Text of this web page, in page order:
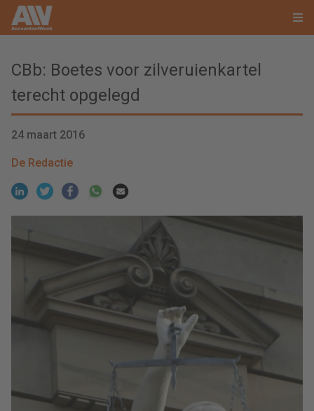
CBb: Boetes voor zilveruienkartel
terecht opgelegd
24 maart 2016
De Redactie